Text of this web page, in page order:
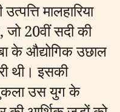
मालहारिया
जो 20वीं सदी की
के औद्योगिक उछाल
थी। इसकी
उस युग के